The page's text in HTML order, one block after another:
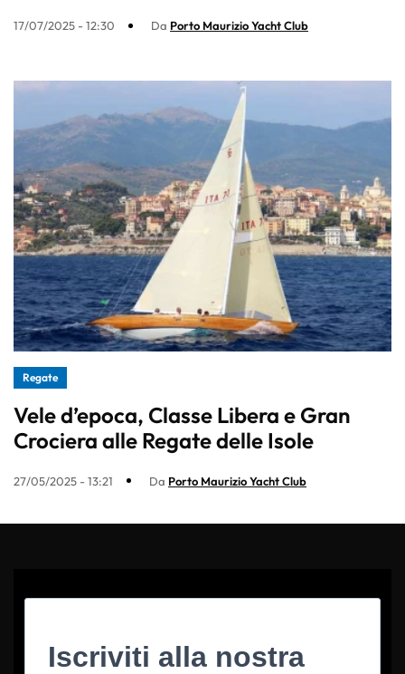
17/07/2025 - 12:30 Da Porto Maurizio Yacht Club
Regate
Vele d’epoca, Classe Libera e Gran
Crociera alle Regate delle Isole
27/05/2025 - 13:21 Da Porto Maurizio Yacht Club
Iscriviti alla nostra